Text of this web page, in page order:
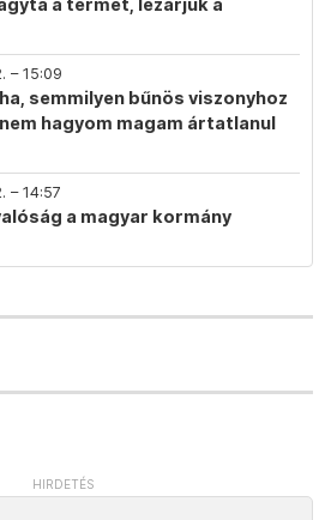
a termet, lezárjuk a
– 15:09
semmilyen bűnös viszonyhoz
hagyom magam ártatlanul
– 14:57
a magyar kormány